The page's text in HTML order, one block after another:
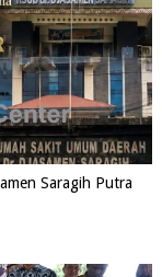
Saragih Putra